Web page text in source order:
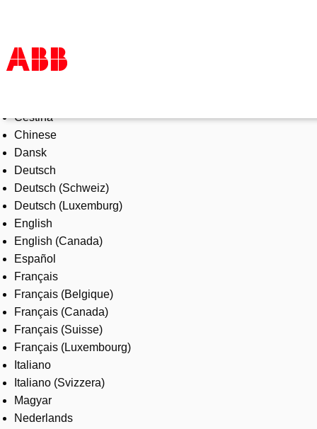
Products & Solutions
Industries
Services
About us
Where to buy
Contact us
Careers
Čeština
Chinese
Dansk
Deutsch
Deutsch (Schweiz)
Deutsch (Luxemburg)
English
English (Canada)
Español
Français
Français (Belgique)
Français (Canada)
Français (Suisse)
Français (Luxembourg)
Italiano
Italiano (Svizzera)
Magyar
Nederlands